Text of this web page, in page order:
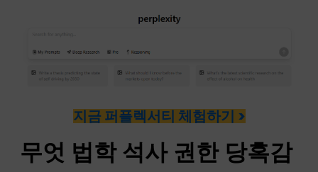
지금 퍼플렉서티 체험하기 >
무엇 법학 석사 권한 당혹감